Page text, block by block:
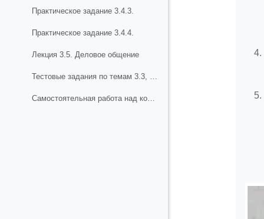
Практическое задание 3.4.3.
Практическое задание 3.4.4.
Лекция 3.5. Деловое общение
Тестовые задания по темам 3.3, 3.4, 3.5
Самостоятельная работа над концептуально - обобщающими вопросами по разделу 3